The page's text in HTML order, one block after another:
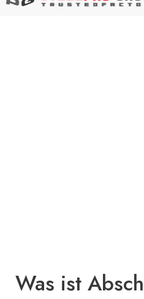
Was ist